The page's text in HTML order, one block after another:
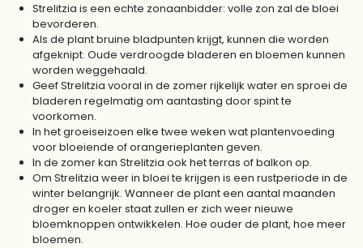
Strelitzia is een echte zonaanbidder: volle zon zal de bloei
bevorderen.
Als de plant bruine bladpunten krijgt, kunnen die worden
afgeknipt. Oude verdroogde bladeren en bloemen kunnen
worden weggehaald.
Geef Strelitzia vooral in de zomer rijkelijk water en sproei de
bladeren regelmatig om aantasting door spint te
voorkomen.
In het groeiseizoen elke twee weken wat plantenvoeding
voor bloeiende of orangerieplanten geven.
In de zomer kan Strelitzia ook het terras of balkon op.
Om Strelitzia weer in bloei te krijgen is een rustperiode in de
winter belangrijk. Wanneer de plant een aantal maanden
droger en koeler staat zullen er zich weer nieuwe
bloemknoppen ontwikkelen. Hoe ouder de plant, hoe meer
bloemen.